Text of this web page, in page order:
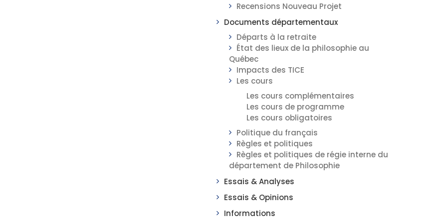
Recensions Nouveau Projet
Documents départementaux
Départs à la retraite
État des lieux de la philosophie au
Québec
Impacts des TICE
Les cours
Les cours complémentaires
Les cours de programme
Les cours obligatoires
Politique du français
Règles et politiques
Règles et politiques de régie interne du
département de Philosophie
Essais & Analyses
Essais & Opinions
Informations